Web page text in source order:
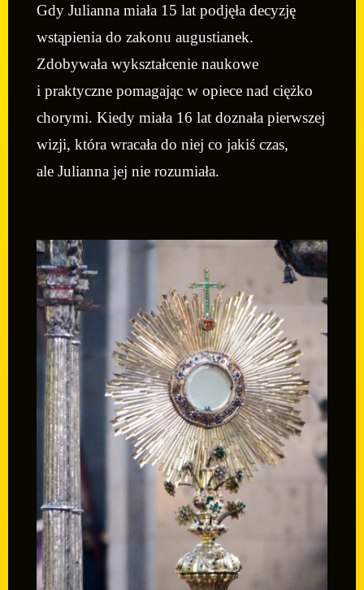
Gdy Julianna miała 15 lat podjęła decyzję
wstąpienia do zakonu augustianek.
Zdobywała wykształcenie naukowe
i praktyczne pomagając w opiece nad ciężko
chorymi. Kiedy miała 16 lat doznała pierwszej
wizji, która wracała do niej co jakiś czas,
ale Julianna jej nie rozumiała.